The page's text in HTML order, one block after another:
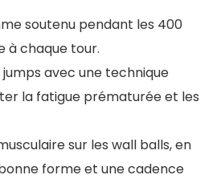
soutenu pendant les 400
à chaque tour.
avec une technique
la fatigue prématurée et les
sur les wall balls, en
forme et une cadence